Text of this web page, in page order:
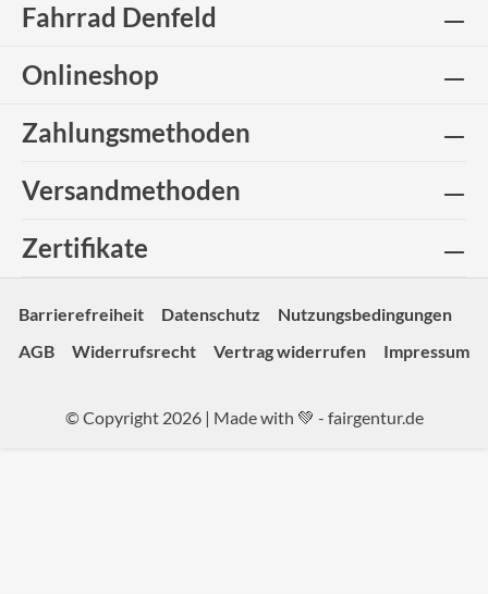
Fahrrad Denfeld
Onlineshop
Zahlungsmethoden
Versandmethoden
Zertifikate
Barrierefreiheit Datenschutz
Nutzungsbedingungen
AGB
Widerrufsrecht Vertrag widerrufen Impressum
© Copyright 2026 | Made with 💚 - fairgentur.de